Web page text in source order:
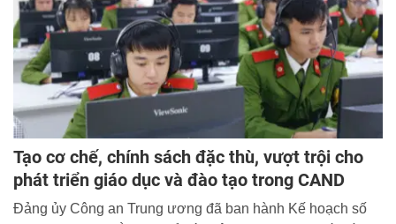
Tạo cơ chế, chính sách đặc thù, vượt trội cho
phát triển giáo dục và đào tạo trong CAND
Đảng ủy Công an Trung ương đã ban hành Kế hoạch số